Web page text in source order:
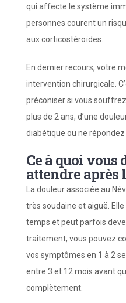
qui affecte le système
personnes courent un
aux corticostéroïdes.
En dernier recours, votre
intervention chirurgicale.
préconiser si vous
plus de 2 ans, d’une
diabétique ou ne
Ce à quoi vous
attendre après
La douleur associée au
très soudaine et aiguë.
temps et peut parfois
traitement, vous pouvez
vos symptômes en 1 à 2
entre 3 et 12 mois avant
complètement.